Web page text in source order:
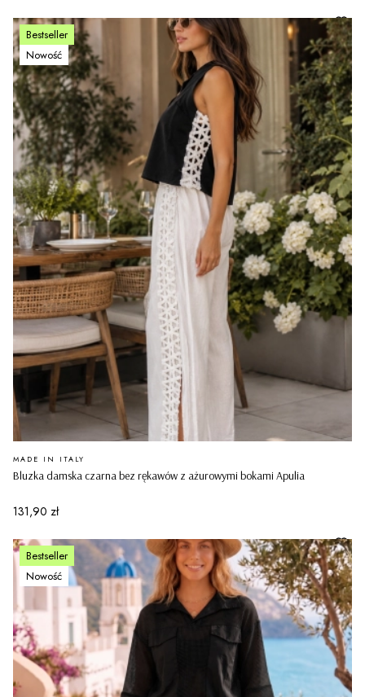
Bestseller
Nowość
Bluzka damska czarna bez rękawów z ażurowymi bokami Apulia
PRODUCENT
MADE IN ITALY
Cena
131,90 zł
Bestseller
Nowość